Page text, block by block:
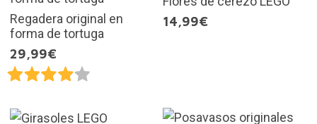
Regadera original en
forma de tortuga
29,99€
14,99€